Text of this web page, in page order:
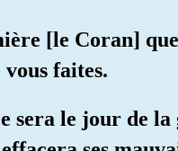
[le Coran]
faites.
sera le jour de la